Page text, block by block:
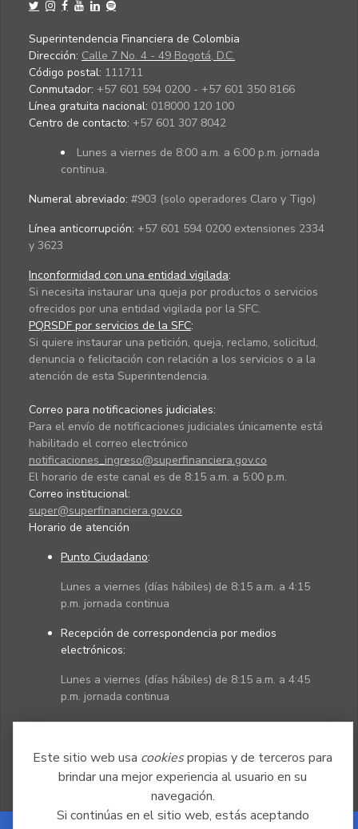
Este sitio web usa cookiespropias y de terceros para
brindar una mejor experiencia al usuario en su
navegación.
Si continúas en el sitio web, estás aceptando
Superintendencia Financiera de Colombia
Dirección: Calle 7 No. 4 - 49 Bogotá, D.C.
Código postal: 111711
Conmutador: +57 601 594 0200 - +57 601 350 8166
Línea gratuita nacional: 018000 120 100
Centro de contacto: +57 601 307 8042
Lunes a viernes de 8:00 a.m. a 6:00 p.m. jornada
continua.
Numeral abreviado: #903 (solo operadores Claro y Tigo)
Línea anticorrupción: +57 601 594 0200 extensiones 2334
y 3623
Inconformidad con una entidad vigilada:
Si necesita instaurar una queja por productos o servicios
ofrecidos por una entidad vigilada por la SFC.
PQRSDF por servicios de la SFC:
Si quiere instaurar una petición, queja, reclamo, solicitud,
denuncia o felicitación con relación a los servicios o a la
atención de esta Superintendencia.
Correo para notificaciones judiciales:
Para el envío de notificaciones judiciales únicamente está
habilitado el correo electrónico
notificaciones_ingreso@superfinanciera.gov.co
El horario de este canal es de 8:15 a.m. a 5:00 p.m.
Correo institucional:
super@superfinanciera.gov.co
Horario de atención
Punto Ciudadano:
Lunes a viernes (días hábiles) de 8:15 a.m. a 4:15
p.m. jornada continua
Recepción de correspondencia por medios
electrónicos:
Lunes a viernes (días hábiles) de 8:15 a.m. a 4:45
p.m. jornada continua